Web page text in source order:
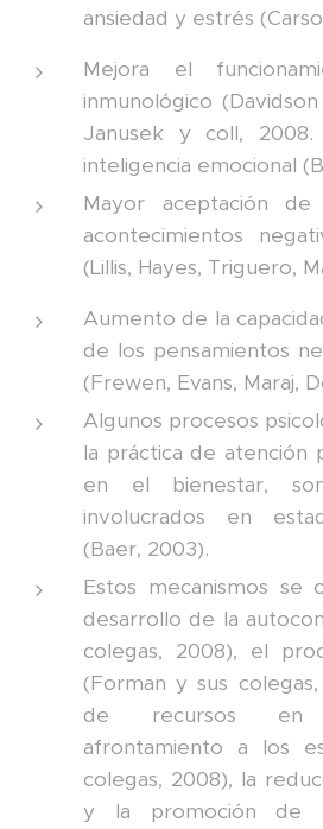
ansiedad y estrés
Mejora el
inmunológico
Janusek y coll,
inteligencia emocional
Mayor aceptación
acontecimientos
(Lillis, Hayes, Triguero,
Aumento de la
de los pensamientos
(Frewen, Evans, Maraj,
Algunos procesos
la práctica de atención
en el bienestar,
involucrados en
(Baer, 2003).
Estos mecanismos se
desarrollo de la
colegas, 2008), el
(Forman y sus
de recursos en
afrontamiento a los
colegas, 2008), la
y la promoción de